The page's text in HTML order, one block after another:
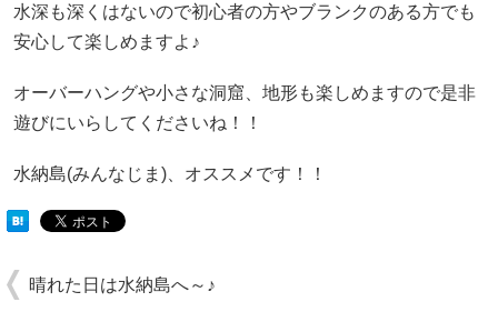
水深も深くはないので初心者の方やブランクのある方でも
安心して楽しめますよ♪
オーバーハングや小さな洞窟、地形も楽しめますので是非
遊びにいらしてくださいね！！
水納島(みんなじま)、オススメです！！
晴れた日は水納島へ～♪